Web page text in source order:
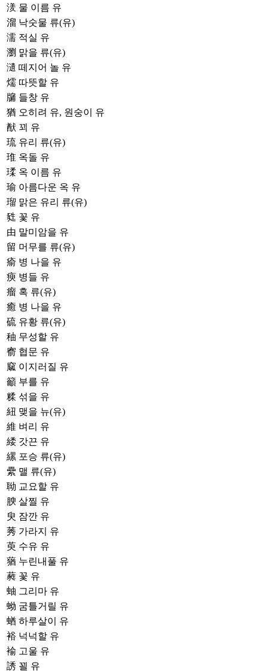
湵 물 이름 유
溜 낙숫물 류(유)
濡 적실 유
瀏 맑을 류(유)
瀢 떼지어 놀 유
燸 따뜻할 유
牖 들창 유
猶 오히려 유, 원숭이 유
猷 꾀 유
琉 유리 류(유)
琟 옥돌 유
瑈 옥 이름 유
瑜 아름다운 옥 유
瑠 맑은 유리 류(유)
甤 꽃 유
由 말미암을 유
留 머무를 류(유)
瘉 병 나을 유
瘐 병들 유
瘤 혹 류(유)
癒 병 나을 유
硫 유황 류(유)
秞 무성할 유
窬 협문 유
窳 이지러질 유
籲 부를 유
糅 섞을 유
紐 맺을 뉴(유)
維 벼리 유
緌 갓끈 유
縲 포승 류(유)
纍 맬 류(유)
聈 교요할 유
腴 살찔 유
臾 잠깐 유
莠 가라지 유
萸 수유 유
蕕 누린내풀 유
蕤 꽃 유
蚰 그리마 유
蚴 굼틀거릴 유
蝤 하루살이 유
裕 넉넉할 유
褕 고울 유
誘 꾈 유